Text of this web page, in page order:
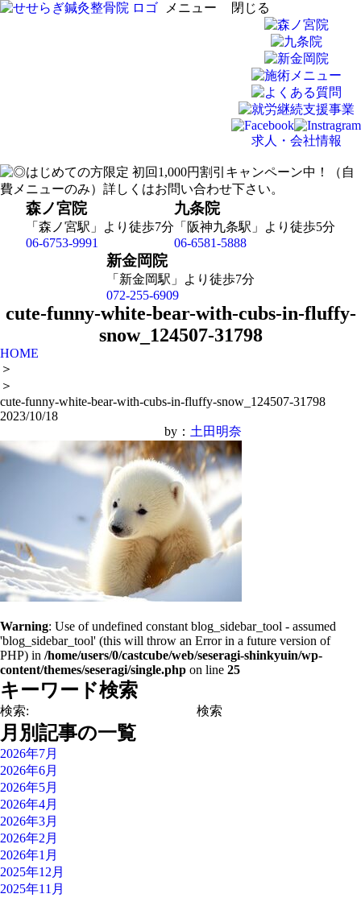
メニュー 閉じる
求人・会社情報
森ノ宮院
「森ノ宮駅」より徒歩7分
06-6753-9991
九条院
「阪神九条駅」より徒歩5分
06-6581-5888
新金岡院
「新金岡駅」より徒歩7分
072-255-6909
cute-funny-white-bear-with-cubs-in-fluffy-
snow_124507-31798
HOME
＞
＞
cute-funny-white-bear-with-cubs-in-fluffy-snow_124507-31798
2023/10/18
by： 土田明奈
Warning: Use of undefined constant blog_sidebar_tool - assumed
'blog_sidebar_tool' (this will throw an Error in a future version of
PHP) in /home/users/0/castcube/web/seseragi-shinkyuin/wp-
content/themes/seseragi/single.php on line 25
キーワード検索
検索:
月別記事の一覧
2026年7月
2026年6月
2026年5月
2026年4月
2026年3月
2026年2月
2026年1月
2025年12月
2025年11月